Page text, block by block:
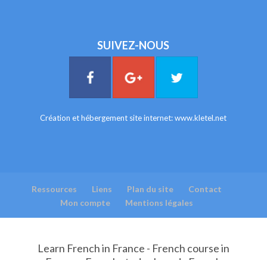
SUIVEZ-NOUS
Création et hébergement site internet:www.kletel.net
Ressources Liens Plan du site
Contact
Mon compte
Mentions légales
Learn French in France - French course in